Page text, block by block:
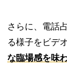
さらに、電話
る様子をビデ
な臨場感を味